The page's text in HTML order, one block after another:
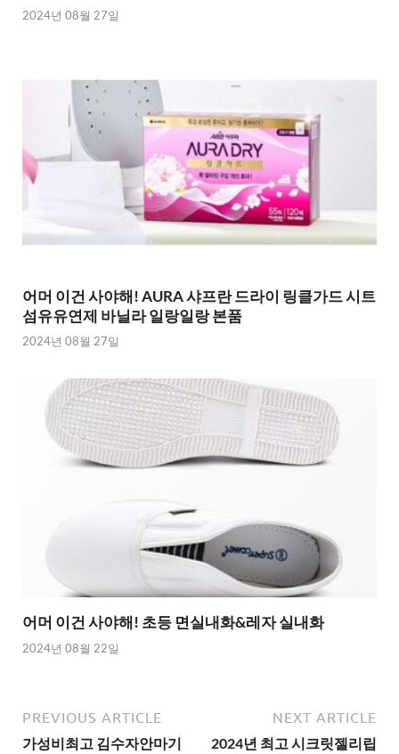
2024년 08월 27일
어머 이건 사야해! AURA 샤프란 드라이 링클가드 시트
섬유유연제 바닐라 일랑일랑 본품
2024년 08월 27일
어머 이건 사야해! 초등 면실내화&레자 실내화
2024년 08월 22일
PREVIOUS ARTICLE
가성비최고 김수자안마기
NEXT ARTICLE
2024년 최고 시크릿젤리립